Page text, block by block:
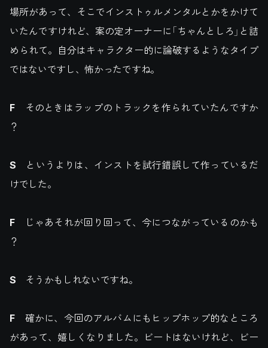
場所があって、そこでインストゥルメンタルとかをかけて
いたんですけれど、案の定オーナーに「ちゃんとしろ」と詰
められて。自分はキャラクター的に論破するようなタイプ
ではないですし、怖かったですね。
Fそのときはラップのトラックを作られていたんですか
？
S というよりは、インストを試行錯誤して作っているだ
けでした。
Fじゃあそれが回り回って、今につながっているのかも
？
S そうかもしれないですね。
F確かに、今回のアルバムにもヒップホップ的なところ
があって、嬉しくなりました。ビートはないけれど、ビー